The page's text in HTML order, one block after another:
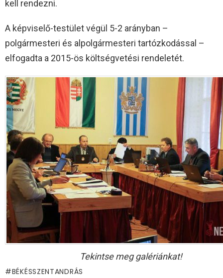
kell rendezni.
A képviselő-testület végül 5-2 arányban –
polgármesteri és alpolgármesteri tartózkodással –
elfogadta a 2015-ös költségvetési rendeletét.
Tekintse meg galériánkat!
BÉKÉSSZENTANDRÁS